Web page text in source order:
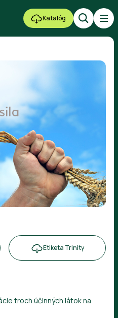
Katalóg
Etiketa Trinity
troch účinných látok na